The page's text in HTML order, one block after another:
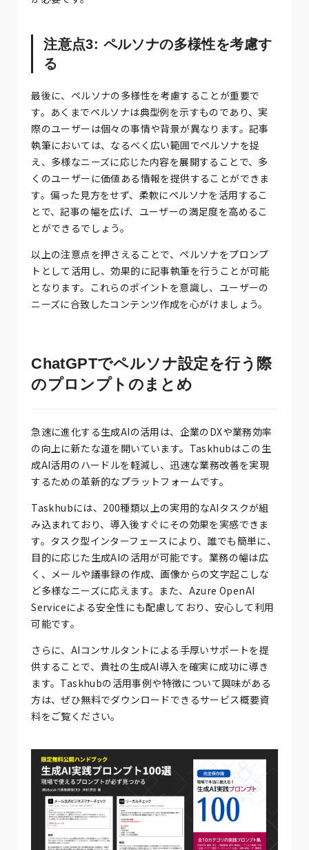
注意点3: ペルソナの多様性を考慮す
る
最後に、ペルソナの多様性を考慮することが重要で
す。あくまでペルソナは典型例を示すものであり、実
際のユーザーは個々の事情や背景が異なります。記事
執筆においては、なるべく広い範囲でペルソナを捉
え、多様なニーズに応じた内容を展開することで、多
くのユーザーに価値ある情報を提供することができま
す。偏った見方をせず、柔軟にペルソナを活用するこ
とで、記事の幅を広げ、ユーザーの満足度を高めるこ
とができるでしょう。
以上の注意点を押さえることで、ペルソナをプロンプ
トとして活用し、効果的に記事執筆を行うことが可能
となります。これらのポイントを意識し、ユーザーの
ニーズに合致したコンテンツ作成を心がけましょう。
ChatGPTでペルソナ設定を行う際
のプロンプトのまとめ
急速に進化する生成AIの活用は、企業のDXや業務効率
の向上に新たな道を開いています。Taskhubはこの生
成AI活用のハードルを軽減し、迅速な業務改善を実現
するための革新的なプラットフォームです。
Taskhubには、200種類以上の実用的なAIタスクが組
み込まれており、導入後すぐにその効果を実感できま
す。タスク型インターフェースにより、誰でも簡単に、
目的に応じた生成AIの活用が可能です。業務の幅は広
く、メールや議事録の作成、画像からの文字起こしな
ど多様なニーズに応えます。また、Azure OpenAI
Serviceによる安全性にも配慮しており、安心して利用
可能です。
さらに、AIコンサルタントによる手厚いサポートを提
供することで、貴社の生成AI導入を確実に成功に導き
ます。Taskhubの活用事例や特徴について興味がある
方は、ぜひ無料でダウンロードできるサービス概要資
料をご覧ください。